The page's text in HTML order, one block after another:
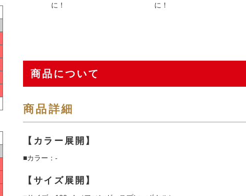
に！
に！
商品について
商品詳細
【カラー展開】
■カラー：-
【サイズ展開】